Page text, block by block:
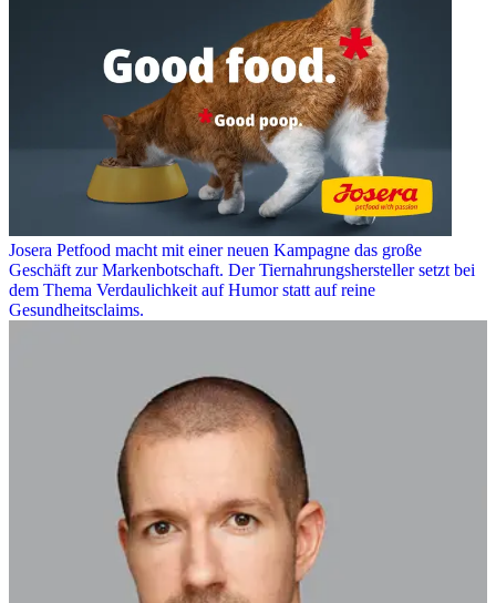
Josera Petfood macht mit einer neuen Kampagne das große
Geschäft zur Markenbotschaft. Der Tiernahrungshersteller setzt bei
dem Thema Verdaulichkeit auf Humor statt auf reine
Gesundheitsclaims.